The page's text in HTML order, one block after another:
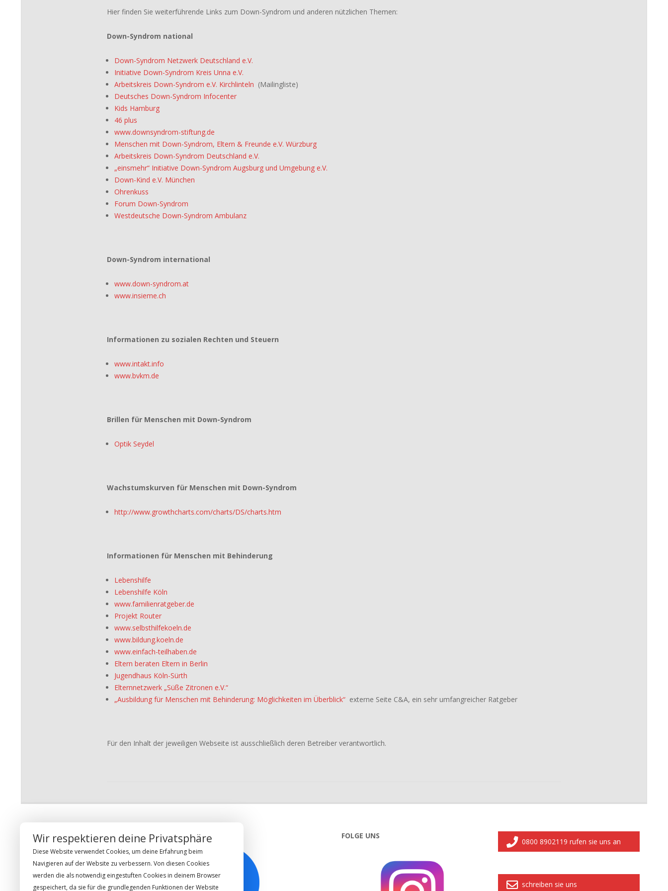
Hier finden Sie weiterführende Links zum Down-Syndrom und anderen nützlichen Themen:
Down-Syndrom national
Down-Syndrom Netzwerk Deutschland e.V.
Initiative Down-Syndrom Kreis Unna e.V.
Arbeitskreis Down-Syndrom e.V. Kirchlinteln (Mailingliste)
Deutsches Down-Syndrom Infocenter
Kids Hamburg
46 plus
www.downsyndrom-stiftung.de
Menschen mit Down-Syndrom, Eltern & Freunde e.V. Würzburg
Arbeitskreis Down-Syndrom Deutschland e.V.
„einsmehr“ Initiative Down-Syndrom Augsburg und Umgebung e.V.
Down-Kind e.V. München
Ohrenkuss
Forum Down-Syndrom
Westdeutsche Down-Syndrom Ambulanz
Down-Syndrom international
www.down-syndrom.at
www.insieme.ch
Informationen zu sozialen Rechten und Steuern
www.intakt.info
www.bvkm.de
Brillen für Menschen mit Down-Syndrom
Optik Seydel
Wachstumskurven für Menschen mit Down-Syndrom
http://www.growthcharts.com/charts/DS/charts.htm
Informationen für Menschen mit Behinderung
Lebenshilfe
Lebenshilfe Köln
www.familienratgeber.de
Projekt Router
www.selbsthilfekoeln.de
www.bildung.koeln.de
www.einfach-teilhaben.de
Eltern beraten Eltern in Berlin
Jugendhaus Köln-Sürth
Elternnetzwerk „Süße Zitronen e.V.“
„Ausbildung für Menschen mit Behinderung: Möglichkeiten im Überblick“ externe Seite C&A, ein sehr umfangreicher Ratgeber
Für den Inhalt der jeweiligen Webseite ist ausschließlich deren Betreiber verantwortlich.
BESUCHER
Today
42
Yesterday
381
FOLGE UNS FOLGE UNS
0800 8902119 rufen sie uns an
schreiben sie uns
Wir respektieren deine Privatsphäre
Diese Website verwendet Cookies, um deine Erfahrung beim
Navigieren auf der Website zu verbessern. Von diesen Cookies
werden die als notwendig eingestuften Cookies in deinem Browser
gespeichert, da sie für die grundlegenden Funktionen der Website